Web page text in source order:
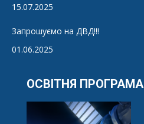
15.07.2025
Запрошуємо на ДВД!!!
01.06.2025
ОСВІТНЯ ПРОГРАМА